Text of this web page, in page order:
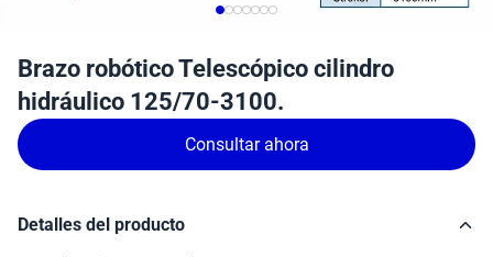
Brazo robótico Telescópico cilindro
hidráulico 125/70-3100.
Consultar ahora
Detalles del producto